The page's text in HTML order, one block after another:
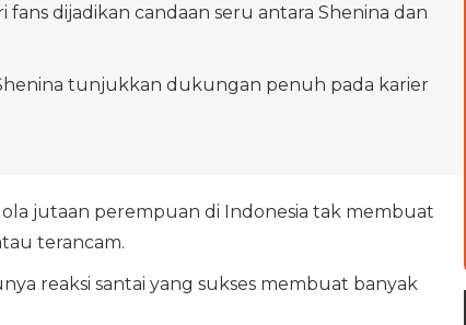
dijadikan candaan seru antara Shenina dan
tunjukkan dukungan penuh pada karier
jutaan perempuan di Indonesia tak membuat
terancam.
reaksi santai yang sukses membuat banyak